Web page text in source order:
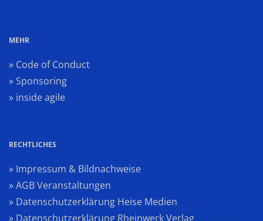
MEHR
» Code of Conduct
» Sponsoring
» inside agile
RECHTLICHES
» Impressum & Bildnachweise
» AGB Veranstaltungen
» Datenschutzerklärung Heise Medien
» Datenschutzerklärung Rheinwerk Verlag